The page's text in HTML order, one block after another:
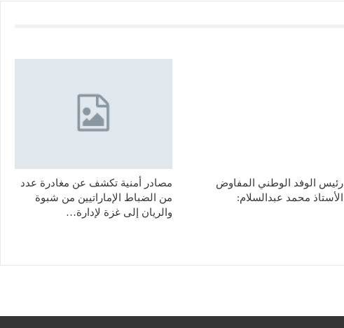
رئيس الوفد الوطني المفاوض
الأستاذ محمد عبدالسلام:
مصادر أمنية تكشف عن مغادرة عدد
من الضباط الإماراتيين من شبوة
والريان إلى غزة لإدارة…